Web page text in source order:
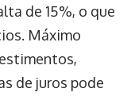
de 15%, o que
Máximo
de juros pode